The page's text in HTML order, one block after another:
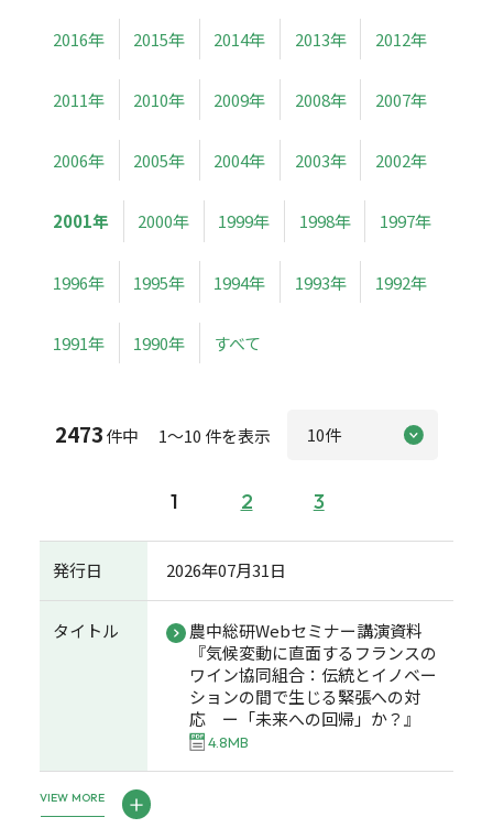
2016年 2015年 2014年 2013年 2012年
2011年 2010年 2009年 2008年 2007年
2006年 2005年 2004年 2003年 2002年
2001年 2000年 1999年 1998年 1997年
1996年 1995年 1994年 1993年 1992年
1991年 1990年 すべて
2473件中 1～10 件を表示
1 2 3
発行日 2026年07月31日
タイトル
農中総研Webセミナー講演資料
『気候変動に直面するフランスの
ワイン協同組合：伝統とイノベー
ションの間で生じる緊張への対
応 ー「未来への回帰」か？』
4.8MB
VIEW MORE